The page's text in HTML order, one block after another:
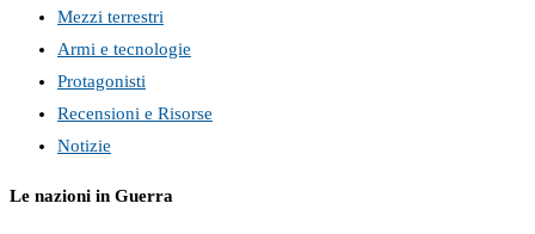
Mezzi terrestri
Armi e tecnologie
Protagonisti
Recensioni e Risorse
Notizie
Le nazioni in Guerra